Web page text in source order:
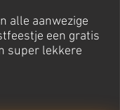
alle aanwezige
een gratis
super lekkere